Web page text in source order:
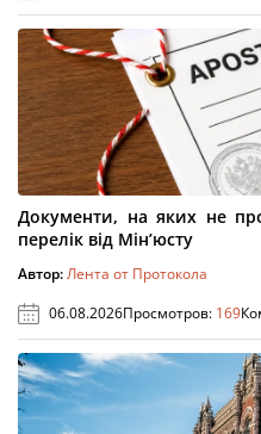
Документи, на яких не
перелік від Мін’юсту
Автор:Лента от Протокола
06.08.2026Просмотров: 169